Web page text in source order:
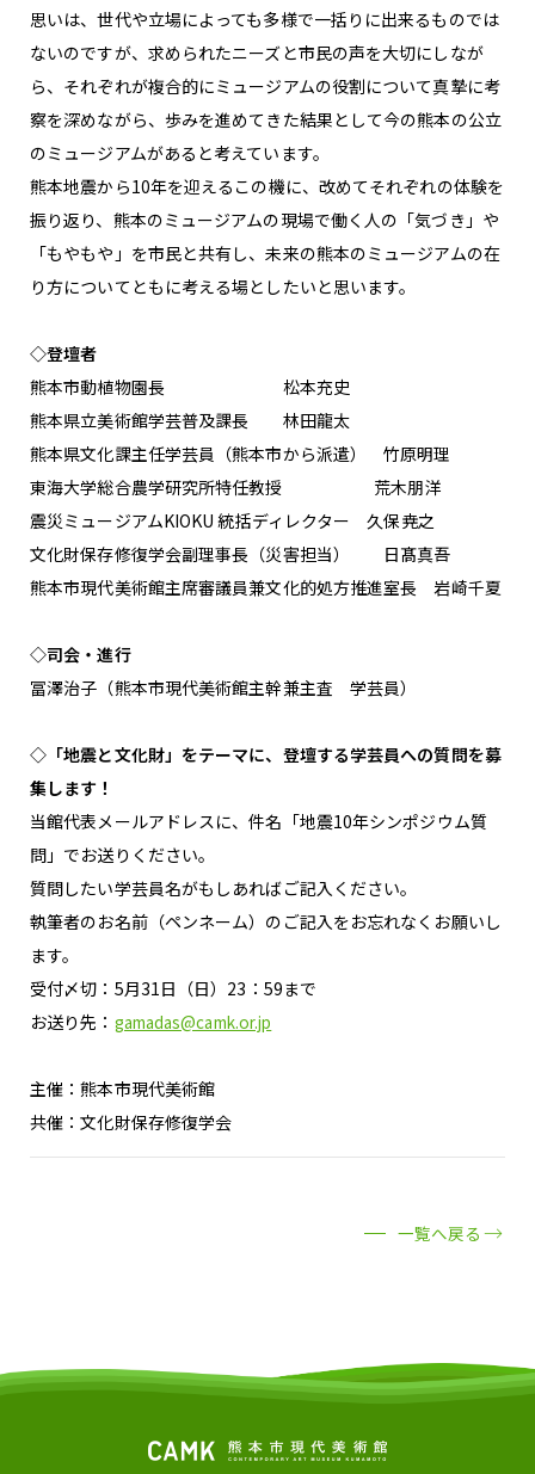
思いは、世代や立場によっても多様で一括りに出来るものでは
ないのですが、求められたニーズと市民の声を大切にしなが
ら、それぞれが複合的にミュージアムの役割について真摯に考
察を深めながら、歩みを進めてきた結果として今の熊本の公立
のミュージアムがあると考えています。
熊本地震から10年を迎えるこの機に、改めてそれぞれの体験を
振り返り、熊本のミュージアムの現場で働く人の「気づき」や
「もやもや」を市民と共有し、未来の熊本のミュージアムの在
り方についてともに考える場としたいと思います。
◇登壇者
熊本市動植物園長 松本充史
熊本県立美術館学芸普及課長 林田龍太
熊本県文化課主任学芸員（熊本市から派遣） 竹原明理
東海大学総合農学研究所特任教授 荒木朋洋
震災ミュージアムKIOKU 統括ディレクター 久保尭之
文化財保存修復学会副理事長（災害担当） 日髙真吾
熊本市現代美術館主席審議員兼文化的処方推進室長 岩崎千夏
◇司会・進行
冨澤治子（熊本市現代美術館主幹兼主査 学芸員）
◇「地震と文化財」をテーマに、登壇する学芸員への質問を募
集します！
当館代表メールアドレスに、件名「地震10年シンポジウム質
問」でお送りください。
質問したい学芸員名がもしあればご記入ください。
執筆者のお名前（ペンネーム）のご記入をお忘れなくお願いし
ます。
受付〆切：5月31日（日）23：59まで
お送り先： gamadas@camk.or.jp
主催：熊本市現代美術館
共催：文化財保存修復学会
一覧へ戻る